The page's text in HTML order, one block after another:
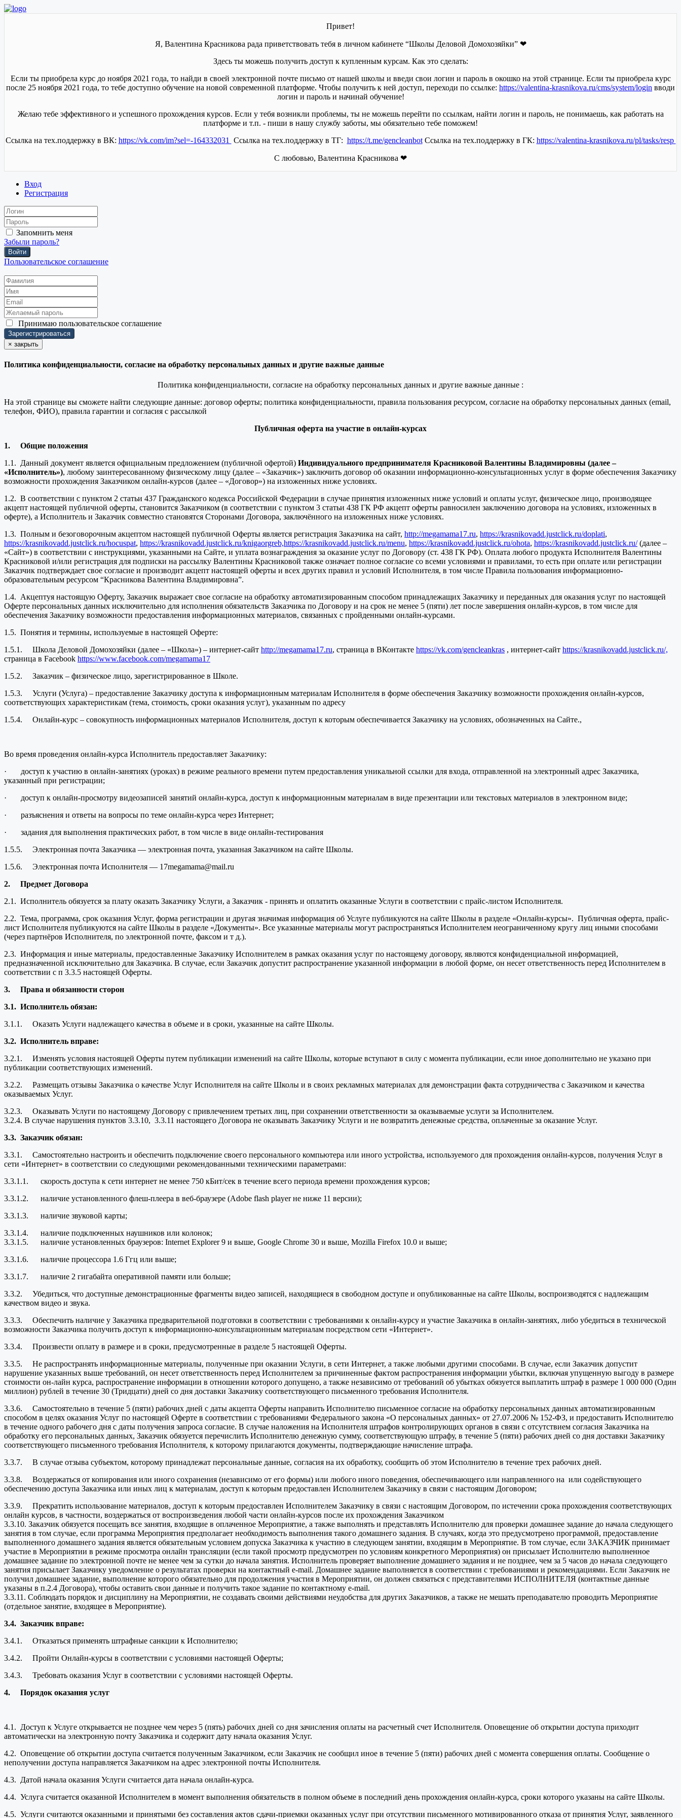
Привет!
Я, Валентина Красникова рада приветствовать тебя в личном кабинете “Школы Деловой Домохозяйки” ❤
Здесь ты можешь получить доступ к купленным курсам. Как это сделать:
Если ты приобрела курс до ноября 2021 года, то найди в своей электронной почте письмо от нашей школы и введи свои логин и пароль в окошко на этой странице. Если ты приобрела курс
после 25 ноября 2021 года, то тебе доступно обучение на новой современной платформе. Чтобы получить к ней доступ, переходи по ссылке: https://valentina-krasnikova.ru/cms/system/login вводи
логин и пароль и начинай обучение!
Желаю тебе эффективного и успешного прохождения курсов. Если у тебя возникли проблемы, ты не можешь перейти по ссылкам, найти логин и пароль, не понимаешь, как работать на
платформе и т.п. - пиши в нашу службу заботы, мы обязательно тебе поможем!
Ссылка на тех.поддержку в ВК: https://vk.com/im?sel=-164332031 Ссылка на тех.поддержку в ТГ: https://t.me/gencleanbotСсылка на тех.поддержку в ГК: https://valentina-krasnikova.ru/pl/tasks/resp
С любовью, Валентина Красникова ❤
Вход
Регистрация
Запомнить меня
Забыли пароль?
Войти
Пользовательское соглашение
Принимаю пользовательское соглашение
× закрыть
Политика конфиденциальности, согласие на обработку персональных данных и другие важные данные
Политика конфиденциальности, согласие на обработку персональных данных и другие важные данные :
На этой странице вы сможете найти следующие данные: договор оферты; политика конфиденциальности, правила пользования ресурсом, согласие на обработку персональных данных (email,
телефон, ФИО), правила гарантии и согласия с рассылкой
Публичная оферта на участие в онлайн-курсах
1. Общие положения
1.1. Данный документ является официальным предложением (публичной офертой) Индивидуального предпринимателя Красниковой Валентины Владимировны (далее –
«Исполнитель»), любому заинтересованному физическому лицу (далее – «Заказчик») заключить договор об оказании информационно-консультационных услуг в форме обеспечения Заказчику
возможности прохождения Заказчиком онлайн-курсов (далее – «Договор») на изложенных ниже условиях.
1.2. В соответствии с пунктом 2 статьи 437 Гражданского кодекса Российской Федерации в случае принятия изложенных ниже условий и оплаты услуг, физическое лицо, производящее
акцепт настоящей публичной оферты, становится Заказчиком (в соответствии с пунктом 3 статьи 438 ГК РФ акцепт оферты равносилен заключению договора на условиях, изложенных в
оферте), а Исполнитель и Заказчик совместно становятся Сторонами Договора, заключённого на изложенных ниже условиях.
1.3. Полным и безоговорочным акцептом настоящей публичной Оферты является регистрация Заказчика на сайт, http://megamama17.ru, https://krasnikovadd.justclick.ru/doplati,
https://krasnikovadd.justclick.ru/hocuspat, https://krasnikovadd.justclick.ru/knigaorgreb,https://krasnikovadd.justclick.ru/menu, https://krasnikovadd.justclick.ru/ohota, https://krasnikovadd.justclick.ru/(далее –
«Сайт») в соответствии с инструкциями, указанными на Сайте, и уплата вознаграждения за оказание услуг по Договору (ст. 438 ГК РФ). Оплата любого продукта Исполнителя Валентины
Красниковой и/или регистрация для подписки на рассылку Валентины Красниковой также означает полное согласие со всеми условиями и правилами, то есть при оплате или регистрации
Заказчик подтверждает свое согласие и производит акцепт настоящей оферты и всех других правил и условий Исполнителя, в том числе Правила пользования информационно-
образовательным ресурсом “Красникова Валентина Владимировна”.
1.4. Акцептуя настоящую Оферту, Заказчик выражает свое согласие на обработку автоматизированным способом принадлежащих Заказчику и переданных для оказания услуг по настоящей
Оферте персональных данных исключительно для исполнения обязательств Заказчика по Договору и на срок не менее 5 (пяти) лет после завершения онлайн-курсов, в том числе для
обеспечения Заказчику возможности предоставления информационных материалов, связанных с пройденными онлайн-курсами.
1.5. Понятия и термины, используемые в настоящей Оферте:
1.5.1. Школа Деловой Домохозяйки (далее – «Школа») – интернет-сайт http://megamama17.ru, страница в ВКонтакте https://vk.com/gencleankras , интернет-сайт https://krasnikovadd.justclick.ru/,
страница в Facebook https://www.facebook.com/megamama17
1.5.2. Заказчик – физическое лицо, зарегистрированное в Школе.
1.5.3. Услуги (Услуга) – предоставление Заказчику доступа к информационным материалам Исполнителя в форме обеспечения Заказчику возможности прохождения онлайн-курсов,
соответствующих характеристикам (тема, стоимость, сроки оказания услуг), указанным по адресу
1.5.4. Онлайн-курс – совокупность информационных материалов Исполнителя, доступ к которым обеспечивается Заказчику на условиях, обозначенных на Сайте.,
Во время проведения онлайн-курса Исполнитель предоставляет Заказчику:
· доступ к участию в онлайн-занятиях (уроках) в режиме реального времени путем предоставления уникальной ссылки для входа, отправленной на электронный адрес Заказчика,
указанный при регистрации;
· доступ к онлайн-просмотру видеозаписей занятий онлайн-курса, доступ к информационным материалам в виде презентации или текстовых материалов в электронном виде;
· разъяснения и ответы на вопросы по теме онлайн-курса через Интернет;
· задания для выполнения практических работ, в том числе в виде онлайн-тестирования
1.5.5. Электронная почта Заказчика — электронная почта, указанная Заказчиком на сайте Школы.
1.5.6. Электронная почта Исполнителя — 17megamama@mail.ru
2. Предмет Договора
2.1. Исполнитель обязуется за плату оказать Заказчику Услуги, а Заказчик - принять и оплатить оказанные Услуги в соответствии с прайс-листом Исполнителя.
2.2. Тема, программа, срок оказания Услуг, форма регистрации и другая значимая информация об Услуге публикуются на сайте Школы в разделе «Онлайн-курсы». Публичная оферта, прайс-
лист Исполнителя публикуются на сайте Школы в разделе «Документы». Все указанные материалы могут распространяться Исполнителем неограниченному кругу лиц иными способами
(через партнёров Исполнителя, по электронной почте, факсом и т д.).
2.3. Информация и иные материалы, предоставленные Заказчику Исполнителем в рамках оказания услуг по настоящему договору, являются конфиденциальной информацией,
предназначенной исключительно для Заказчика. В случае, если Заказчик допустит распространение указанной информации в любой форме, он несет ответственность перед Исполнителем в
соответствии с п 3.3.5 настоящей Оферты.
3. Права и обязанности сторон
3.1. Исполнитель обязан:
3.1.1. Оказать Услуги надлежащего качества в объеме и в сроки, указанные на сайте Школы.
3.2. Исполнитель вправе:
3.2.1. Изменять условия настоящей Оферты путем публикации изменений на сайте Школы, которые вступают в силу с момента публикации, если иное дополнительно не указано при
публикации соответствующих изменений.
3.2.2. Размещать отзывы Заказчика о качестве Услуг Исполнителя на сайте Школы и в своих рекламных материалах для демонстрации факта сотрудничества с Заказчиком и качества
оказываемых Услуг.
3.2.3. Оказывать Услуги по настоящему Договору с привлечением третьих лиц, при сохранении ответственности за оказываемые услуги за Исполнителем.
3.2.4. В случае нарушения пунктов 3.3.10, 3.3.11 настоящего Договора не оказывать Заказчику Услуги и не возвратить денежные средства, оплаченные за оказание Услуг.
3.3. Заказчик обязан:
3.3.1. Самостоятельно настроить и обеспечить подключение своего персонального компьютера или иного устройства, используемого для прохождения онлайн-курсов, получения Услуг в
сети «Интернет» в соответствии со следующими рекомендованными техническими параметрами:
3.3.1.1. скорость доступа к сети интернет не менее 750 кБит/сек в течение всего периода времени прохождения курсов;
3.3.1.2. наличие установленного флеш-плеера в веб-браузере (Adobe flash player не ниже 11 версии);
3.3.1.3. наличие звуковой карты;
3.3.1.4. наличие подключенных наушников или колонок;
3.3.1.5. наличие установленных браузеров: Internet Explorer 9 и выше, Google Chrome 30 и выше, Mozilla Firefox 10.0 и выше;
3.3.1.6. наличие процессора 1.6 Ггц или выше;
3.3.1.7. наличие 2 гигабайта оперативной памяти или больше;
3.3.2. Убедиться, что доступные демонстрационные фрагменты видео записей, находящиеся в свободном доступе и опубликованные на сайте Школы, воспроизводятся с надлежащим
качеством видео и звука.
3.3.3. Обеспечить наличие у Заказчика предварительной подготовки в соответствии с требованиями к онлайн-курсу и участие Заказчика в онлайн-занятиях, либо убедиться в технической
возможности Заказчика получить доступ к информационно-консультационным материалам посредством сети «Интернет».
3.3.4. Произвести оплату в размере и в сроки, предусмотренные в разделе 5 настоящей Оферты.
3.3.5. Не распространять информационные материалы, полученные при оказании Услуги, в сети Интернет, а также любыми другими способами. В случае, если Заказчик допустит
нарушение указанных выше требований, он несет ответственность перед Исполнителем за причиненные фактом распространения информации убытки, включая упущенную выгоду в размере
стоимости он-лайн курса, распространение информации в отношении которого допущено, а также независимо от требований об убытках обязуется выплатить штраф в размере 1 000 000 (Один
миллион) рублей в течение 30 (Тридцати) дней со дня доставки Заказчику соответствующего письменного требования Исполнителя.
3.3.6. Самостоятельно в течение 5 (пяти) рабочих дней с даты акцепта Оферты направить Исполнителю письменное согласие на обработку персональных данных автоматизированным
способом в целях оказания Услуг по настоящей Оферте в соответствии с требованиями Федерального закона «О персональных данных» от 27.07.2006 № 152-ФЗ, и предоставить Исполнителю
в течение одного рабочего дня с даты получения запроса согласие. В случае наложения на Исполнителя штрафов контролирующих органов в связи с отсутствием согласия Заказчика на
обработку его персональных данных, Заказчик обязуется перечислить Исполнителю денежную сумму, соответствующую штрафу, в течение 5 (пяти) рабочих дней со дня доставки Заказчику
соответствующего письменного требования Исполнителя, к которому прилагаются документы, подтверждающие начисление штрафа.
3.3.7. В случае отзыва субъектом, которому принадлежат персональные данные, согласия на их обработку, сообщить об этом Исполнителю в течение трех рабочих дней.
3.3.8. Воздержаться от копирования или иного сохранения (независимо от его формы) или любого иного поведения, обеспечивающего или направленного на или содействующего
обеспечению доступа Заказчика или иных лиц к материалам, доступ к которым предоставлен Исполнителем Заказчику в связи с настоящим Договором;
3.3.9. Прекратить использование материалов, доступ к которым предоставлен Исполнителем Заказчику в связи с настоящим Договором, по истечении срока прохождения соответствующих
онлайн курсов, в частности, воздержаться от воспроизведения любой части онлайн-курсов после их прохождения Заказчиком
3.3.10. Заказчик обязуется посещать все занятия, входящие в оплаченное Мероприятие, а также выполнять и представлять Исполнителю для проверки домашнее задание до начала следующего
занятия в том случае, если программа Мероприятия предполагает необходимость выполнения такого домашнего задания. В случаях, когда это предусмотрено программой, предоставление
выполненного домашнего задания является обязательным условием допуска Заказчика к участию в следующем занятии, входящим в Мероприятие. В том случае, если ЗАКАЗЧИК принимает
участие в Мероприятии в режиме просмотра онлайн трансляции (если такой просмотр предусмотрен по условиям конкретного Мероприятия) он присылает Исполнителю выполненное
домашнее задание по электронной почте не менее чем за сутки до начала занятия. Исполнитель проверяет выполнение домашнего задания и не позднее, чем за 5 часов до начала следующего
занятия присылает Заказчику уведомление о результатах проверки на контактный e-mail. Домашнее задание выполняется в соответствии с требованиями и рекомендациями. Если Заказчик не
получил домашнее задание, выполнение которого обязательно для продолжения участия в Мероприятии, он должен связаться с представителями ИСПОЛНИТЕЛЯ (контактные данные
указаны в п.2.4 Договора), чтобы оставить свои данные и получить такое задание по контактному e-mail.
3.3.11. Соблюдать порядок и дисциплину на Мероприятии, не создавать своими действиями неудобства для других Заказчиков, а также не мешать преподавателю проводить Мероприятие
(отдельное занятие, входящее в Мероприятие).
3.4. Заказчик вправе:
3.4.1. Отказаться применять штрафные санкции к Исполнителю;
3.4.2. Пройти Онлайн-курсы в соответствии с условиями настоящей Оферты;
3.4.3. Требовать оказания Услуг в соответствии с условиями настоящей Оферты.
4. Порядок оказания услуг
4.1. Доступ к Услуге открывается не позднее чем через 5 (пять) рабочих дней со дня зачисления оплаты на расчетный счет Исполнителя. Оповещение об открытии доступа приходит
автоматически на электронную почту Заказчика и содержит дату начала оказания Услуг.
4.2. Оповещение об открытии доступа считается полученным Заказчиком, если Заказчик не сообщил иное в течение 5 (пяти) рабочих дней с момента совершения оплаты. Сообщение о
неполучении доступа направляется Заказчиком на адрес электронной почты Исполнителя.
4.3. Датой начала оказания Услуги считается дата начала онлайн-курса.
4.4. Услуга считается оказанной Исполнителем в момент выполнения обязательств в полном объеме в последний день прохождения онлайн-курса, сроки которого указаны на сайте Школы.
4.5. Услуги считаются оказанными и принятыми без составления актов сдачи-приемки оказанных услуг при отсутствии письменного мотивированного отказа от принятия Услуг, заявленного